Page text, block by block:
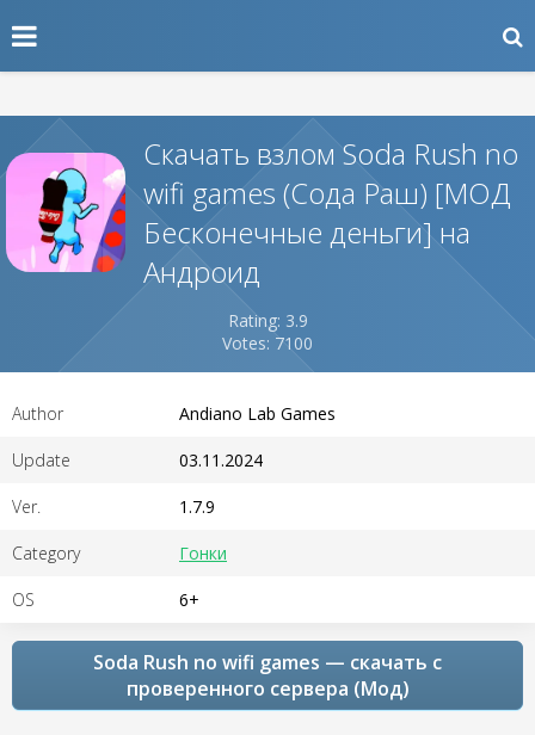
Скачать взлом Soda Rush no
wifi games (Сода Раш) [МОД
Бесконечные деньги] на
Андроид
Rating: 3.9
Votes: 7100
Author Andiano Lab Games
Update 03.11.2024
Ver. 1.7.9
Category Гонки
OS 6+
Soda Rush no wifi games — скачать с
проверенного сервера (Мод)